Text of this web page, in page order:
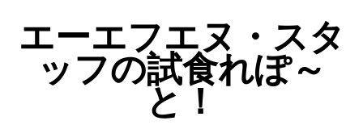
エーエフエヌ・スタ
ッフの試食れぽ～
と！